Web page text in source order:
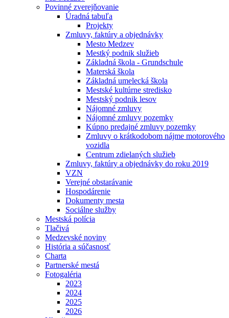
Povinné zverejňovanie
Úradná tabuľa
Projekty
Zmluvy, faktúry a objednávky
Mesto Medzev
Mestký podnik služieb
Základná škola - Grundschule
Materská škola
Základná umelecká škola
Mestské kultúrne stredisko
Mestský podnik lesov
Nájomné zmluvy
Nájomné zmluvy pozemky
Kúpno predajné zmluvy pozemky
Zmluvy o krátkodobom nájme motorového
vozidla
Centrum zdielaných služieb
Zmluvy, faktúry a objednávky do roku 2019
VZN
Verejné obstarávanie
Hospodárenie
Dokumenty mesta
Sociálne služby
Mestská polícia
Tlačivá
Medzevské noviny
História a súčasnosť
Charta
Partnerské mestá
Fotogaléria
2023
2024
2025
2026